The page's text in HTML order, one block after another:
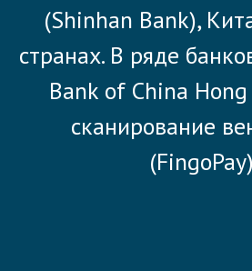
(Shinhan Bank),
странах. В ряде
Bank of China Hong
сканирование